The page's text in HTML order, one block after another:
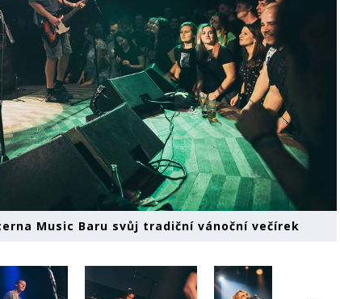
Music Baru svůj tradiční vánoční večírek